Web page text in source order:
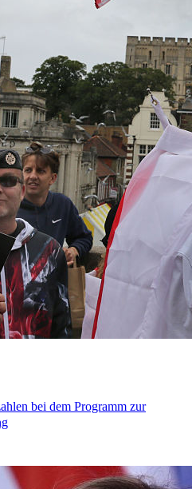
bei dem Programm zur